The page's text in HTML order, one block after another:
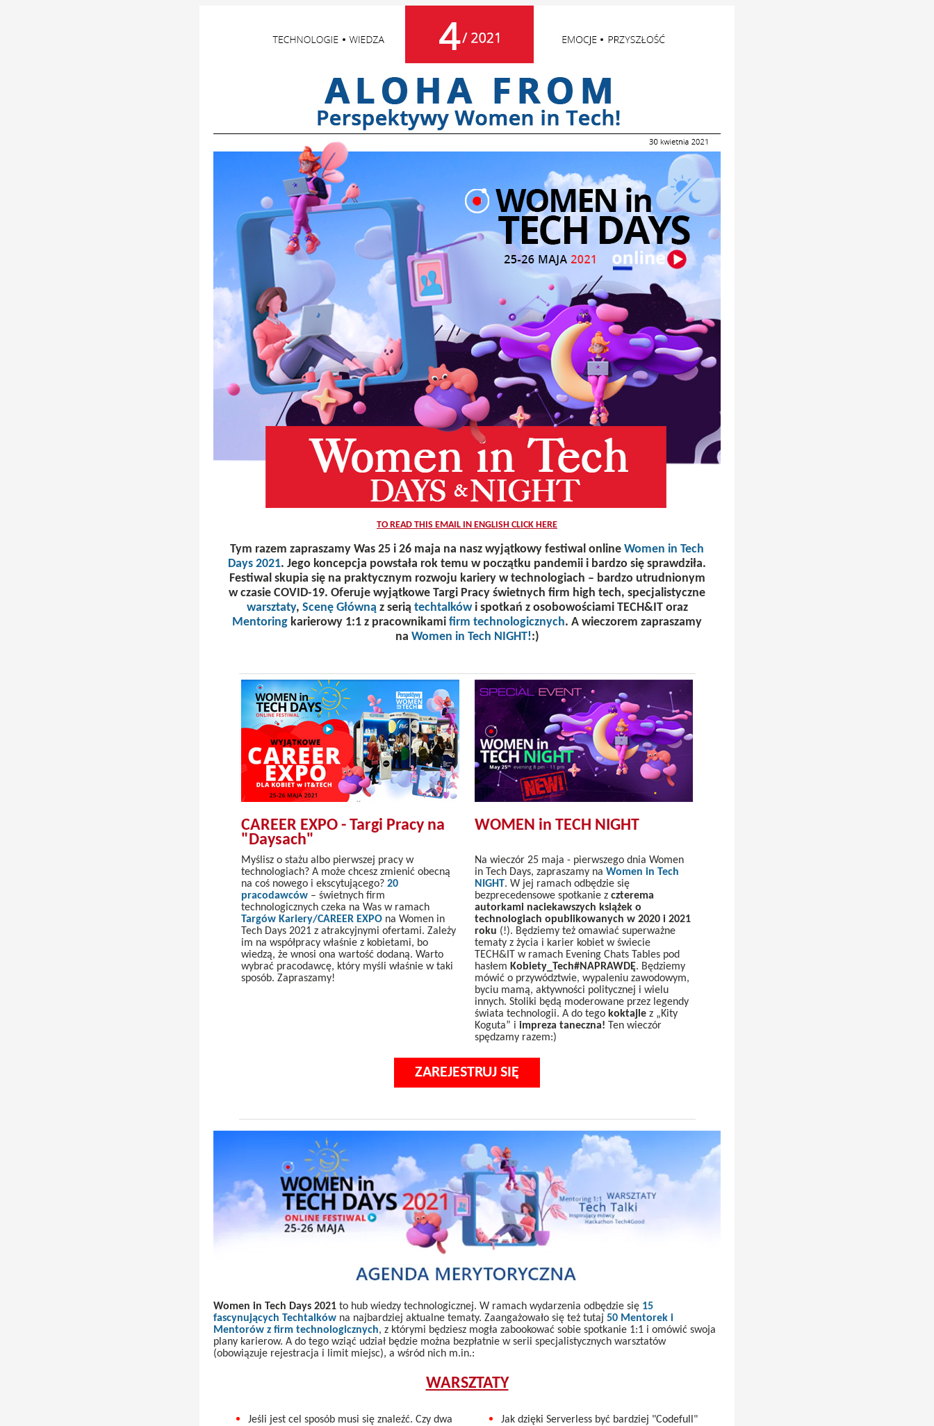
TO READ THIS EMAIL IN ENGLISH CLICK HERE
Tym razem zapraszamy Was 25 i 26 maja na nasz wyjątkowy festiwal online Women in Tech
Days 2021. Jego koncepcja powstała rok temu w początku pandemii i bardzo się sprawdziła.
Festiwal skupia się na praktycznym rozwoju kariery w technologiach – bardzo utrudnionym
w czasie COVID-19. Oferuje wyjątkowe Targi Pracy świetnych firm high tech, specjalistyczne
warsztaty, Scenę Główną z serią techtalkówi spotkań z osobowościami TECH&IT oraz
Mentoring karierowy 1:1 z pracownikami firm technologicznych. A wieczorem zapraszamy
na Women in Tech NIGHT!:)
CAREER EXPO - Targi Pracy na
"Daysach"
WOMEN in TECH NIGHT
Myślisz o stażu albo pierwszej pracy w
technologiach? A może chcesz zmienić obecną
na coś nowego i ekscytującego? 20
pracodawców – świetnych firm
technologicznych czeka na Was w ramach
Targów Kariery/CAREER EXPO na Women in
Tech Days 2021 z atrakcyjnymi ofertami. Zależy
im na współpracy właśnie z kobietami, bo
wiedzą, że wnosi ona wartość dodaną. Warto
wybrać pracodawcę, który myśli właśnie w taki
sposób. Zapraszamy!
Na wieczór 25 maja - pierwszego dnia Women
in Tech Days, zapraszamy na Women in Tech
NIGHT. W jej ramach odbędzie się
bezprecedensowe spotkanie z czterema
autorkami naciekawszych książek o
technologiach opublikowanych w 2020 i 2021
roku (!). Będziemy też omawiać superważne
tematy z życia i karier kobiet w świecie
TECH&IT w ramach Evening Chats Tables pod
hasłem Kobiety_Tech#NAPRAWDĘ. Będziemy
mówić o przywództwie, wypaleniu zawodowym,
byciu mamą, aktywności politycznej i wielu
innych. Stoliki będą moderowane przez legendy
świata technologii. A do tego koktajle z „Kity
Koguta” i impreza taneczna! Ten wieczór
spędzamy razem:)
ZAREJESTRUJ SIĘ
Women in Tech Days 2021 to hub wiedzy technologicznej. W ramach wydarzenia odbędzie się 15
fascynujących Techtalków na najbardziej aktualne tematy. Zaangażowało się też tutaj 50 Mentorek i
Mentorów z firm technologicznych, z którymi będziesz mogła zabookować sobie spotkanie 1:1 i omówić swoja
plany karierow. A do tego wziąć udział będzie można bezpłatnie w serii specjalistycznych warsztatów
(obowiązuje rejestracja i limit miejsc), a wśród nich m.in.:
WARSZTATY
Jeśli jest cel sposób musi się znaleźć. Czy dwa
Jak dzięki Serverless być bardziej "Codefull"